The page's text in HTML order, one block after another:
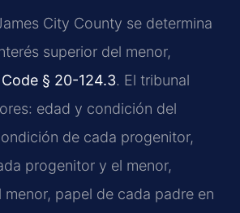
City County se determina
superior del menor,
Code § 20-124.3. El tribunal
edad y condición del
de cada progenitor,
progenitor y el menor,
menor, papel de cada padre en